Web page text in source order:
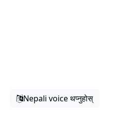
Nepali voice थप्नुहोस्